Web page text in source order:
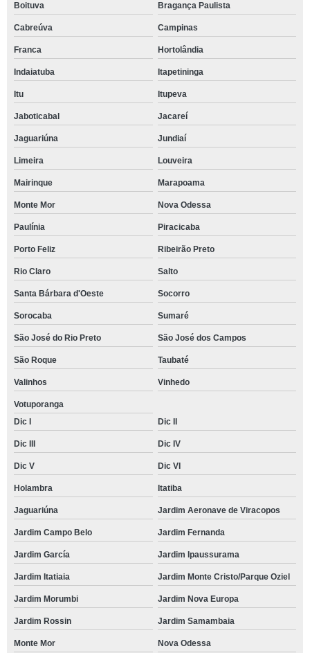
Boituva Bragança Paulista
Cabreúva Campinas
Franca Hortolândia
Indaiatuba Itapetininga
Itu Itupeva
Jaboticabal Jacareí
Jaguariúna Jundiaí
Limeira Louveira
Mairinque Marapoama
Monte Mor Nova Odessa
Paulínia Piracicaba
Porto Feliz Ribeirão Preto
Rio Claro Salto
Santa Bárbara d'Oeste Socorro
Sorocaba Sumaré
São José do Rio Preto São José dos Campos
São Roque Taubaté
Valinhos Vinhedo
Votuporanga
Dic I
Dic II
Dic III Dic IV
Dic V Dic VI
Holambra Itatiba
Jaguariúna Jardim Aeronave de Viracopos
Jardim Campo Belo Jardim Fernanda
Jardim García Jardim Ipaussurama
Jardim Itatiaia Jardim Monte Cristo/Parque Oziel
Jardim Morumbi Jardim Nova Europa
Jardim Rossin Jardim Samambaia
Monte Mor Nova Odessa